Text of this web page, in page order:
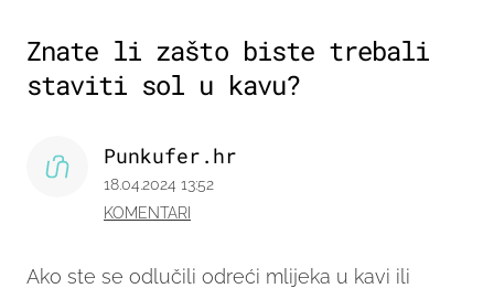
Znate li zašto biste trebali
staviti sol u kavu?
Ako ste se odlučili odreći mlijeka u kavi ili
Punkufer.hr
18.04.2024 13:52
KOMENTARI